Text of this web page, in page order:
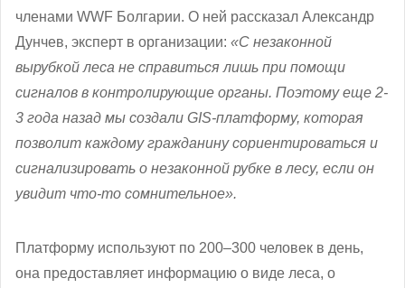
членами WWF Болгарии. О ней рассказал Александр
Дунчев, эксперт в организации: «С незаконной
вырубкой леса не справиться лишь при помощи
сигналов в контролирующие органы. Поэтому еще 2-
3 года назад мы создали GIS-платформу, которая
позволит каждому гражданину сориентироваться и
сигнализировать о незаконной рубке в лесу, если он
увидит что-то сомнительное».
Платформу используют по 200–300 человек в день,
она предоставляет информацию о виде леса, о